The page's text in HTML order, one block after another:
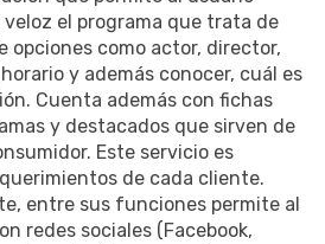
el programa que trata de
opciones como actor, director,
y además conocer, cuál es
Cuenta además con fichas
y destacados que sirven de
Este servicio es
de cada cliente.
entre sus funciones permite al
redes sociales (Facebook,